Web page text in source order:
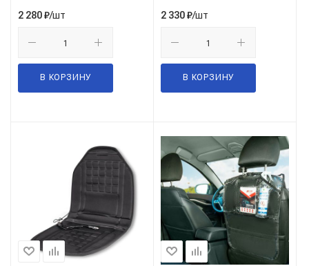
2 280₽/шт
В КОРЗИНУ
2 330₽/шт
В КОРЗИНУ